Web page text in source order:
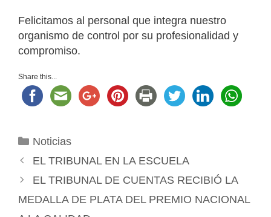
Felicitamos al personal que integra nuestro
organismo de control por su profesionalidad y
compromiso.
Share this...
Categorías
Noticias
EL TRIBUNAL EN LA ESCUELA
EL TRIBUNAL DE CUENTAS RECIBIÓ LA
MEDALLA DE PLATA DEL PREMIO NACIONAL